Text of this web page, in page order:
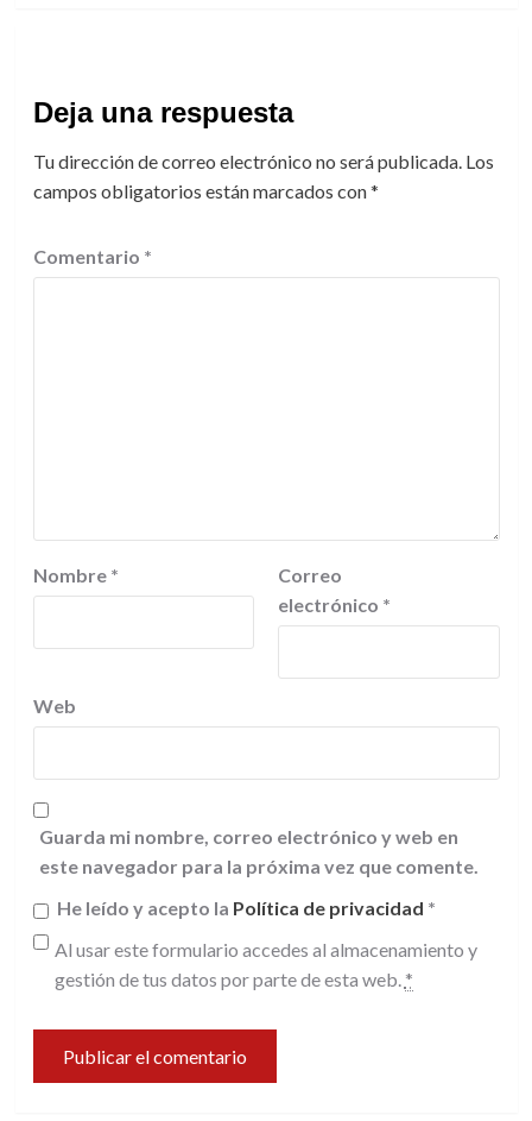
Deja una respuesta
Tu dirección de correo electrónico no será publicada. Los
campos obligatorios están marcados con*
Comentario *
Nombre *
Correo
electrónico *
Web
Guarda mi nombre, correo electrónico y web en
este navegador para la próxima vez que comente.
He leído y acepto la Política de privacidad *
Al usar este formulario accedes al almacenamiento y
gestión de tus datos por parte de esta web. *